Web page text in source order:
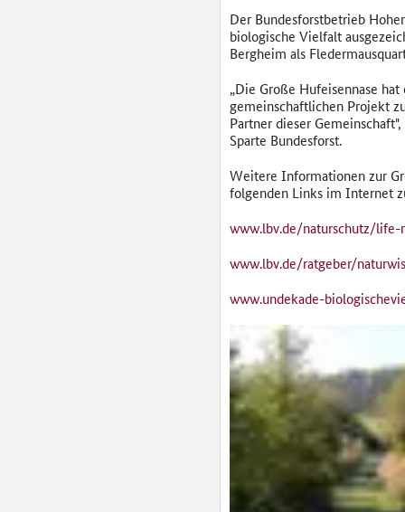
Der Bundesforstbetrieb
biologische Vielfalt
Bergheim als
„Die Große Hufeisennase
gemeinschaftlichen Projekt
Partner dieser
Sparte Bundesforst.
Weitere Informationen zur
folgenden Links im Internet
www.lbv.de/naturschutz/
www.lbv.de/ratgeber/
www.undekade-